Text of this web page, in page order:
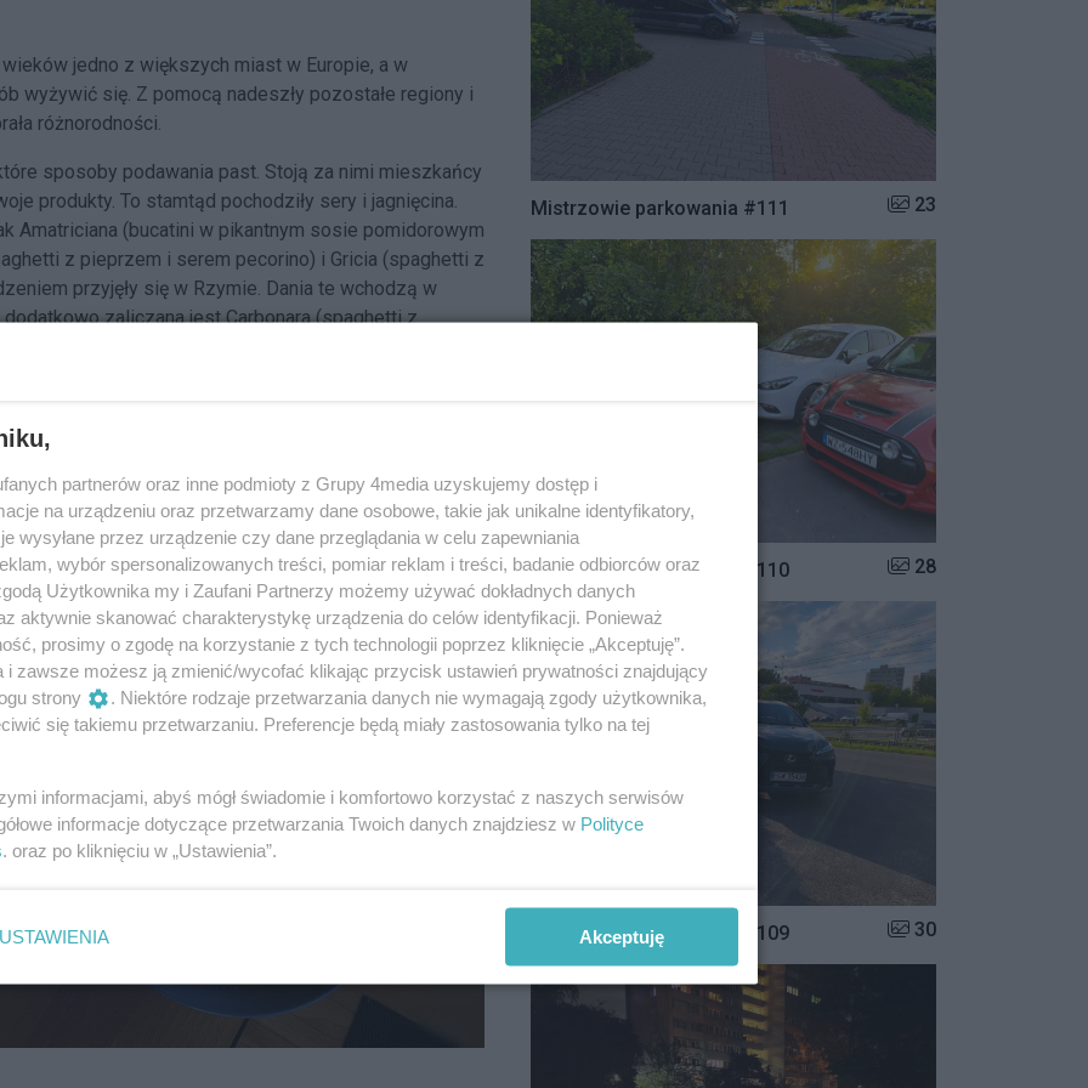
jedno z większych miast w Europie, a w
wyżywić się. Z pomocą nadeszły pozostałe regiony i
różnorodności.
sposoby podawania past. Stoją za nimi mieszkańcy
produkty. To stamtąd pochodziły sery i jagnięcina.
Amatriciana (bucatini w pikantnym sosie pomidorowym
z pieprzem i serem pecorino) i Gricia (spaghetti z
przyjęły się w Rzymie. Dania te wchodzą w
dodatkowo zaliczana jest Carbonara (spaghetti z
Mistrzowie parkowania #111 Liczba zdjęć w galerii:
23
Mistrzowie parkowania #110 Liczba zdjęć w galerii:
28
Mistrzowie parkowania #109 Liczba zdjęć w galerii:
30
partnerów oraz inne podmioty z Grupy 4media uzyskujemy dostęp i
na urządzeniu oraz przetwarzamy dane osobowe, takie jak unikalne identyfikatory,
wysyłane przez urządzenie czy dane przeglądania w celu zapewniania
wybór spersonalizowanych treści, pomiar reklam i treści, badanie odbiorców oraz
Użytkownika my i Zaufani Partnerzy możemy używać dokładnych danych
aktywnie skanować charakterystykę urządzenia do celów identyfikacji. Ponieważ
prosimy o zgodę na korzystanie z tych technologii poprzez kliknięcie „Akceptuję”.
i zawsze możesz ją zmienić/wycofać klikając przycisk ustawień prywatności znajdujący
strony
. Niektóre rodzaje przetwarzania danych nie wymagają zgody użytkownika,
się takiemu przetwarzaniu. Preferencje będą miały zastosowania tylko na tej
informacjami, abyś mógł świadomie i komfortowo korzystać z naszych serwisów
informacje dotyczące przetwarzania Twoich danych znajdziesz w Polityce
. oraz po kliknięciu w „Ustawienia”.
USTAWIENIA Akceptuję